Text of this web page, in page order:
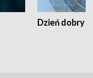
Dzień dobry